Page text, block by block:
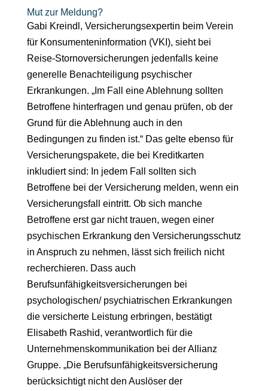
Mut zur Meldung?
Gabi Kreindl, Versicherungsexpertin beim Verein
für Konsumenteninformation (VKI), sieht bei
Reise-Stornoversicherungen jedenfalls keine
generelle Benachteiligung psychischer
Erkrankungen. „Im Fall eine Ablehnung sollten
Betroffene hinterfragen und genau prüfen, ob der
Grund für die Ablehnung auch in den
Bedingungen zu finden ist.“ Das gelte ebenso für
Versicherungspakete, die bei Kreditkarten
inkludiert sind: In jedem Fall sollten sich
Betroffene bei der Versicherung melden, wenn ein
Versicherungsfall eintritt. Ob sich manche
Betroffene erst gar nicht trauen, wegen einer
psychischen Erkrankung den Versicherungsschutz
in Anspruch zu nehmen, lässt sich freilich nicht
recherchieren. Dass auch
Berufsunfähigkeitsversicherungen bei
psychologischen/ psychiatrischen Erkrankungen
die versicherte Leistung erbringen, bestätigt
Elisabeth Rashid, verantwortlich für die
Unternehmenskommunikation bei der Allianz
Gruppe. „Die Berufsunfähigkeitsversicherung
berücksichtigt nicht den Auslöser der